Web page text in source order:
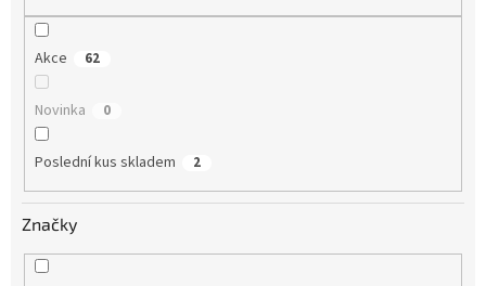
Akce 62
Novinka 0
Poslední kus skladem 2
Značky